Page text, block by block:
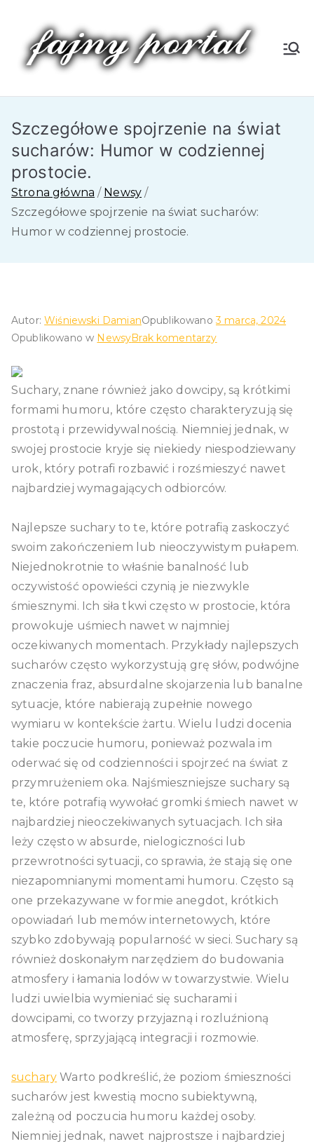
treści
Fa
jn
y
Szczegółowe spojrzenie na świat
sucharów: Humor w codziennej
prostocie.
Strona główna
Newsy
Szczegółowe spojrzenie na świat sucharów:
Humor w codziennej prostocie.
Autor:Wiśniewski DamianOpublikowano3 marca, 2024
Opublikowano w NewsyBrak komentarzydo
na
świat
sucharów:
Humor
codziennej
prostocie.
Suchary, znane również jako dowcipy, są krótkimi
formami humoru, które często charakteryzują się
prostotą i przewidywalnością. Niemniej jednak, w
swojej prostocie kryje się niekiedy niespodziewany
urok, który potrafi rozbawić i rozśmieszyć nawet
najbardziej wymagających odbiorców.
Najlepsze suchary to te, które potrafią zaskoczyć
swoim zakończeniem lub nieoczywistym pułapem.
Niejednokrotnie to właśnie banalność lub
oczywistość opowieści czynią je niezwykle
śmiesznymi. Ich siła tkwi często w prostocie, która
prowokuje uśmiech nawet w najmniej
oczekiwanych momentach. Przykłady najlepszych
sucharów często wykorzystują grę słów, podwójne
znaczenia fraz, absurdalne skojarzenia lub banalne
sytuacje, które nabierają zupełnie nowego
wymiaru w kontekście żartu. Wielu ludzi docenia
takie poczucie humoru, ponieważ pozwala im
oderwać się od codzienności i spojrzeć na świat z
przymrużeniem oka. Najśmieszniejsze suchary są
te, które potrafią wywołać gromki śmiech nawet w
najbardziej nieoczekiwanych sytuacjach. Ich siła
leży często w absurde, nielogiczności lub
przewrotności sytuacji, co sprawia, że stają się one
niezapomnianymi momentami humoru. Często są
one przekazywane w formie anegdot, krótkich
opowiadań lub memów internetowych, które
szybko zdobywają popularność w sieci. Suchary są
również doskonałym narzędziem do budowania
atmosfery i łamania lodów w towarzystwie. Wielu
ludzi uwielbia wymieniać się sucharami i
dowcipami, co tworzy przyjazną i rozluźnioną
atmosferę, sprzyjającą integracji i rozmowie.
suchary Warto podkreślić, że poziom śmieszności
sucharów jest kwestią mocno subiektywną,
zależną od poczucia humoru każdej osoby.
Niemniej jednak, nawet najprostsze i najbardziej